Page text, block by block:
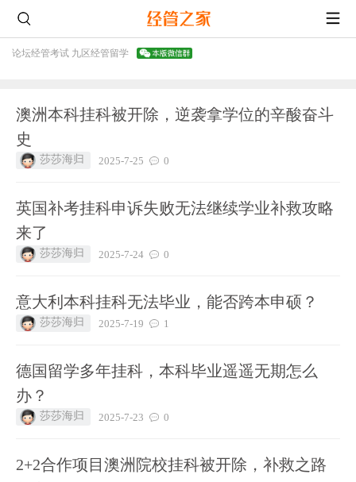
论坛经管考试 九区经管留学
澳洲本科挂科被开除，逆袭拿学位的辛酸奋斗
史
莎莎海归 2025-7-25 0
英国补考挂科申诉失败无法继续学业补救攻略
来了
莎莎海归 2025-7-24 0
意大利本科挂科无法毕业，能否跨本申硕？
莎莎海归 2025-7-19 1
德国留学多年挂科，本科毕业遥遥无期怎么
办？
莎莎海归 2025-7-23 0
2+2合作项目澳洲院校挂科被开除，补救之路